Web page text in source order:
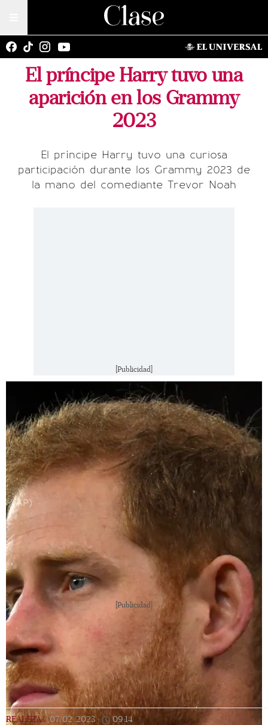
El príncipe Harry tuvo una
aparición en los Grammy
2023
El príncipe Harry tuvo una curiosa
participación durante los Grammy 2023 de
la mano del comediante Trevor Noah
[Publicidad]
(AP)
[Publicidad]
REALEZA | 07/02/2023 | 09:14